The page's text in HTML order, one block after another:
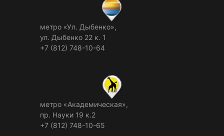
метро «Ул. Дыбенко»,
ул. Дыбенко 22 к. 1
+7 (812) 748-10-64
метро «Академическая»,
пр. Науки 19 к.2
+7 (812) 748-10-65